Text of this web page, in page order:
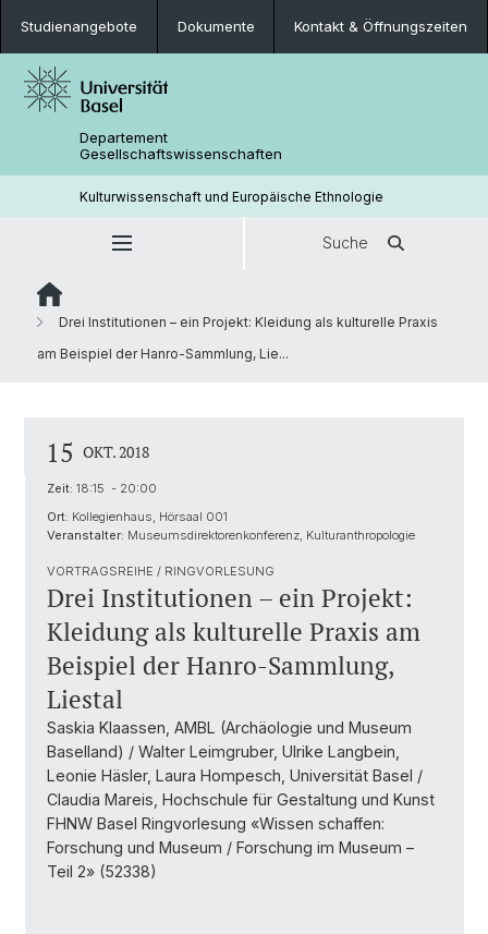
Studienangebote Dokumente Kontakt & Öffnungszeiten
Departement
Gesellschaftswissenschaften
Kulturwissenschaft und Europäische Ethnologie
Suche
Drei Institutionen – ein Projekt: Kleidung als kulturelle Praxis
am Beispiel der Hanro-Sammlung, Lie...
15 OKT. 2018
Zeit: 18:15 - 20:00
Ort: Kollegienhaus, Hörsaal 001
Veranstalter: Museumsdirektorenkonferenz, Kulturanthropologie
VORTRAGSREIHE / RINGVORLESUNG
Drei Institutionen – ein Projekt:
Kleidung als kulturelle Praxis am
Beispiel der Hanro-Sammlung,
Liestal
Saskia Klaassen, AMBL (Archäologie und Museum
Baselland) / Walter Leimgruber, Ulrike Langbein,
Leonie Häsler, Laura Hompesch, Universität Basel /
Claudia Mareis, Hochschule für Gestaltung und Kunst
FHNW Basel Ringvorlesung «Wissen schaffen:
Forschung und Museum / Forschung im Museum –
Teil 2» (52338)